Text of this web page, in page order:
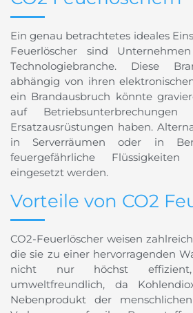
Ein genau betrachtetes ideales
Feuerlöscher sind
Technologiebranche. Diese
abhängig von ihren
ein Brandausbruch könnte
auf
Ersatzausrüstungen haben.
in Serverräumen oder in
feuergefährliche
eingesetzt werden.
Vorteile von CO2
CO2-Feuerlöscher weisen
die sie zu einer hervorragenden
nicht nur höchst
umweltfreundlich, da
Nebenprodukt der